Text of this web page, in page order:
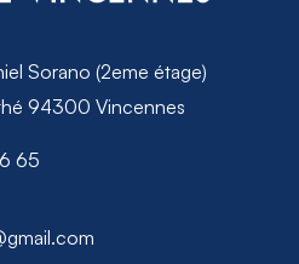
Sorano (2eme étage)
94300 Vincennes
65